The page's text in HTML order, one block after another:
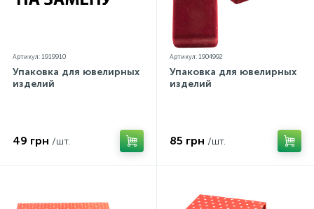
Артикул: 1919910
Упаковка для ювелирных
изделий
49 грн /шт.
Артикул: 1904992
Упаковка для ювелирных
изделий
85 грн /шт.